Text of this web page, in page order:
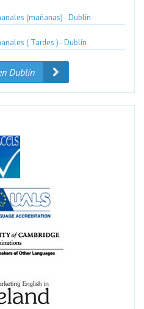
(mañanas) - Dublín
( Tardes ) - Dublín
Dublín